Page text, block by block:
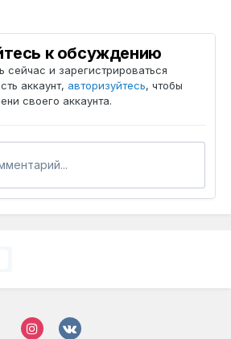
к обсуждению
сейчас и зарегистрироваться
аккаунт, авторизуйтесь, чтобы
своего аккаунта.